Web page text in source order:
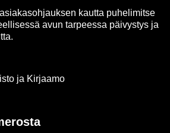
kaut­ta pu­he­li­mit­se
avun tar­pees­sa päi­vys­tys ja
ja Kir­jaa­mo